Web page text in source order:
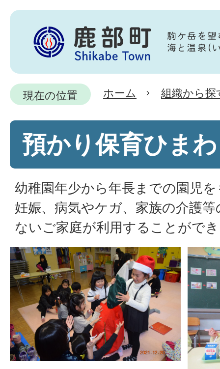
現在の位置 ホーム 組織から探
預かり保育ひま
幼稚園年少から年長までの園児
妊娠、病気やケガ、家族の介護
ないご家庭が利用することがで